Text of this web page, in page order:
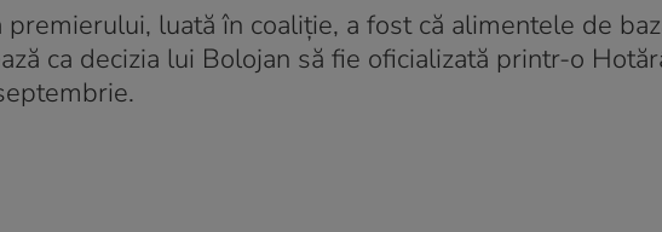
luată în coaliție, a fost că alimentele de
ca decizia lui Bolojan să fie oficializată printr-o